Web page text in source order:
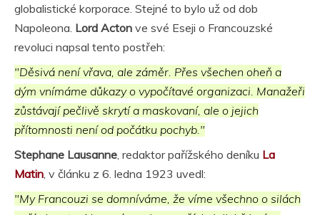
globalistické korporace. Stejné to bylo už od dob
Napoleona. Lord Acton ve své Eseji o Francouzské
revoluci napsal tento postřeh:
"Děsivá není vřava, ale záměr. Přes všechen oheň a
dým vnímáme důkazy o vypočítavé organizaci. Manažeři
zůstávají pečlivě skrytí a maskovaní, ale o jejich
přítomnosti není od počátku pochyb."
Stephane Lausanne , redaktor pařížského deníku La
Matin , v článku z 6. ledna 1923 uvedl:
"My Francouzi se domníváme, že víme všechno o silách